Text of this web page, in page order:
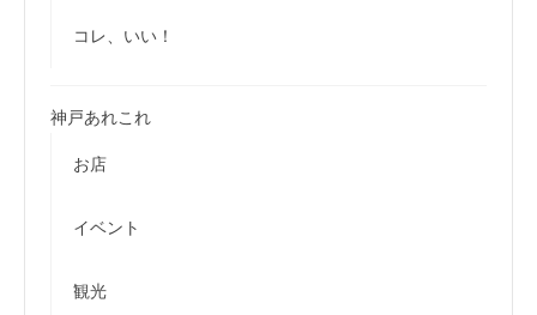
コレ、いい！
神戸あれこれ
お店
イベント
観光